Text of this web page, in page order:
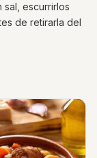
escurrirlos
de retirarla del